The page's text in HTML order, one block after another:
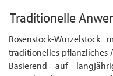
Traditionelle
Rosenstock-
traditionelles pflanzliches
Basierend auf